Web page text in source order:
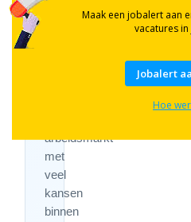
in
Groningen
arbeidsmarkt
met
veel
kansen
binnen
Maak een jobalert aan
vacatures
Jobalert
Hoe